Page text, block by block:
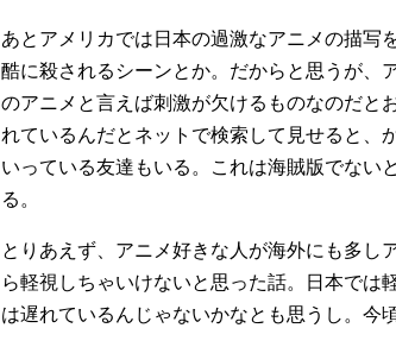
あとアメリカでは日本の過激なアニメの描写
酷に殺されるシーンとか。だからと思うが、
のアニメと言えば刺激が欠けるものなのだと
れているんだとネットで検索して見せると、
いっている友達もいる。これは海賊版でない
る。
とりあえず、アニメ好きな人が海外にも多し
ら軽視しちゃいけないと思った話。日本では
は遅れているんじゃないかなとも思うし。今